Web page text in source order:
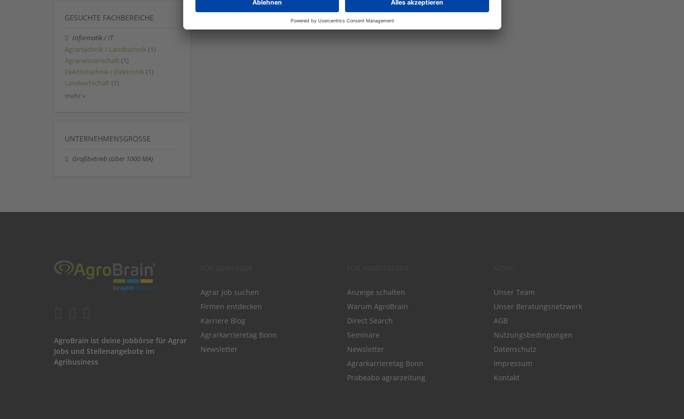
GESUCHTE FACHBEREICHE
Informatik / IT
Agrartechnik / Landtechnik (1)
Agrarwissenschaft (1)
Elektrotechnik / Elektronik (1)
Landwirtschaft (1)
mehr »
UNTERNEHMENSGRÖSSE
Großbetrieb (über 1000 MA)
AgroBrain ist deine Jobbörse für Agrar
Jobs und Stellenangebote im
Agribusiness
Agrar Job suchen
Firmen entdecken
Karriere Blog
Agrarkarrieretag Bonn
Newsletter
Anzeige schalten
Warum AgroBrain
Direct Search
Seminare
Newsletter
Agrarkarrieretag Bonn
Probeabo agrarzeitung
Unser Team
Unser Beratungsnetzwerk
AGB
Nutzungsbedingungen
Datenschutz
Impressum
Kontakt